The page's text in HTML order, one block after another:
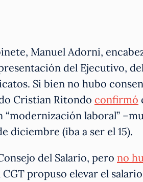
Manuel Adorni,
del Ejecutivo,
Si bien no hubo
Cristian Ritondo confirmó
“modernización laboral”
diciembre (iba a ser el 15).
del Salario, pero no
propuso elevar el